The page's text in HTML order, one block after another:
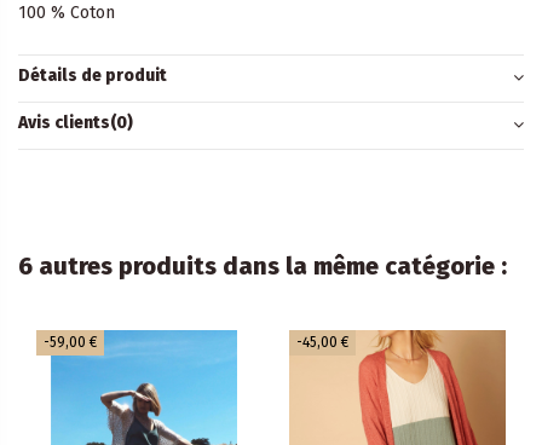
100 % Coton
Détails de produit
Avis clients(0)
6 autres produits dans la même catégorie :
-59,00 € -45,00 €